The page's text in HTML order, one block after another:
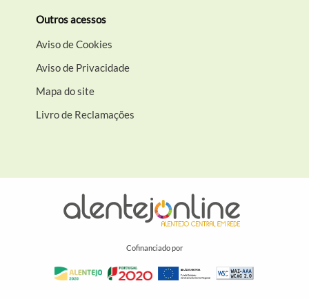
Outros acessos
Aviso de Cookies
Aviso de Privacidade
Mapa do site
Livro de Reclamações
Cofinanciado por